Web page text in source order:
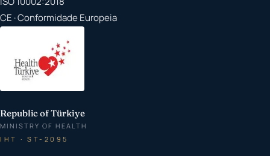
CE · Conformidade Europeia
Republic of Türkiye
MINISTRY OF HEALTH
IHT · ST-2095